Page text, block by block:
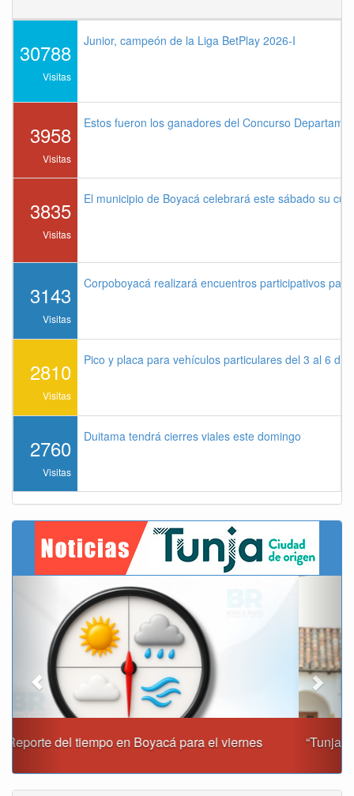
30788
Visitas
Junior, campeón de la Liga BetPlay 2026-I
3958
Visitas
Estos fueron los ganadores del Concurso
3835
Visitas
El municipio de Boyacá celebrará este sábado su
3143
Visitas
Corpoboyacá realizará encuentros participativos
2810
Visitas
Pico y placa para vehículos particulares del 3 al 6 de
2760
Visitas
Duitama tendrá cierres viales este domingo
“Tunja nos ha dado demasiado y no podemos fallarle en